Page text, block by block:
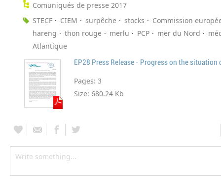
Comuniqués de presse 2017
STECF
CIEM surpêche stocks
Commission
hareng
thon rouge merlu PCP mer du Nord
Atlantique
EP28 Press Release - Progress on the
Pages: 3
Size: 680.24 Kb